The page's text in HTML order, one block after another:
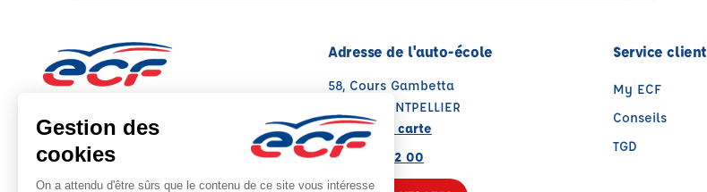
Note : 4.7/5
Moyenne calculée sur 160 avis
Adresse de l'auto-école
58, Cours Gambetta
34000 MONTPELLIER
Voir sur la carte
04 99 74 22 00
Service client
My ECF
Conseils
TGD